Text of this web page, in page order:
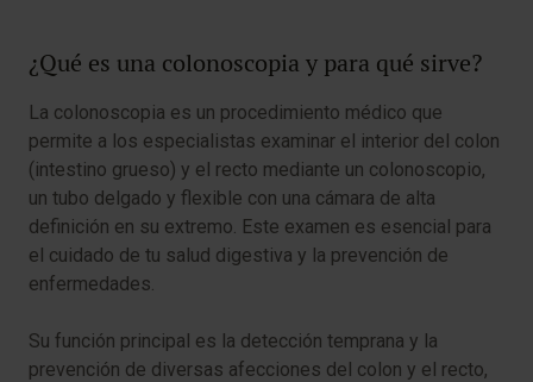
¿Qué es una colonoscopia y para qué sirve?
La colonoscopia es un procedimiento médico que
permite a los especialistas examinar el interior del colon
(intestino grueso) y el recto mediante un colonoscopio,
un tubo delgado y flexible con una cámara de alta
definición en su extremo. Este examen es esencial para
el cuidado de tu salud digestiva y la prevención de
enfermedades.
Su función principal es la detección temprana y la
prevención de diversas afecciones del colon y el recto,